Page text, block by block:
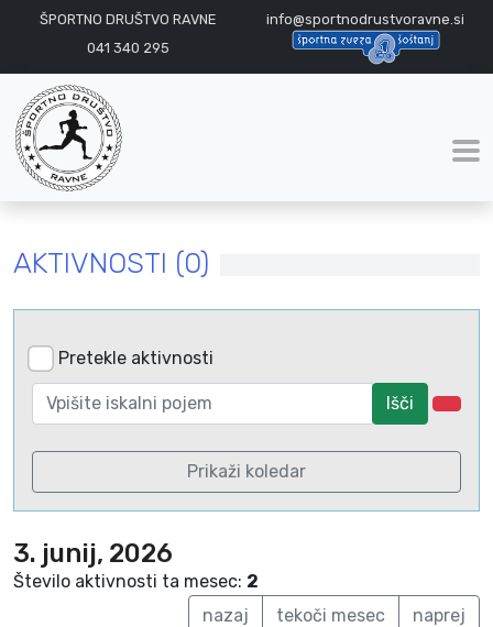
ŠPORTNO DRUŠTVO RAVNE
info@sportnodrustvoravne.si
041 340 295
AKTIVNOSTI (0)
Pretekle aktivnosti
Išči
Prikaži koledar
3. junij, 2026
Število aktivnosti ta mesec: 2
nazaj
tekoči mesec naprej